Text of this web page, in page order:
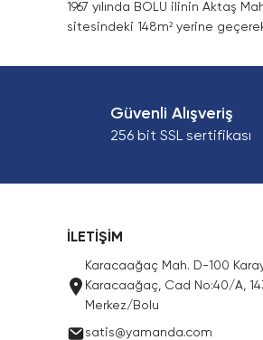
1967 yılında BOLU ilinin Aktaş
sitesindeki 148m² yerine
Güvenli Alışveriş
256 bit SSL sertifikası
İLETİŞİM
Karacaağaç Mah. D-100
Karacaağaç, Cad No:40/A,
Merkez/Bolu
satis@yamanda.com